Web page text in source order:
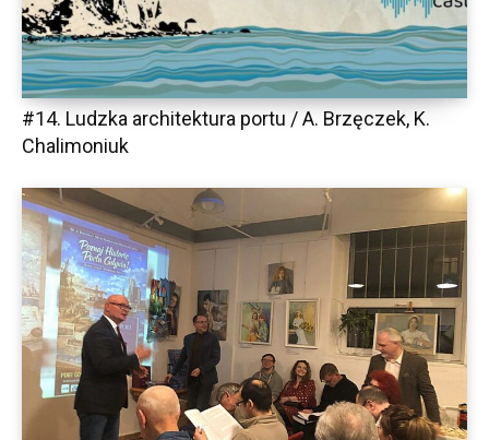
#14. Ludzka architektura portu / A. Brzęczek, K.
Chalimoniuk